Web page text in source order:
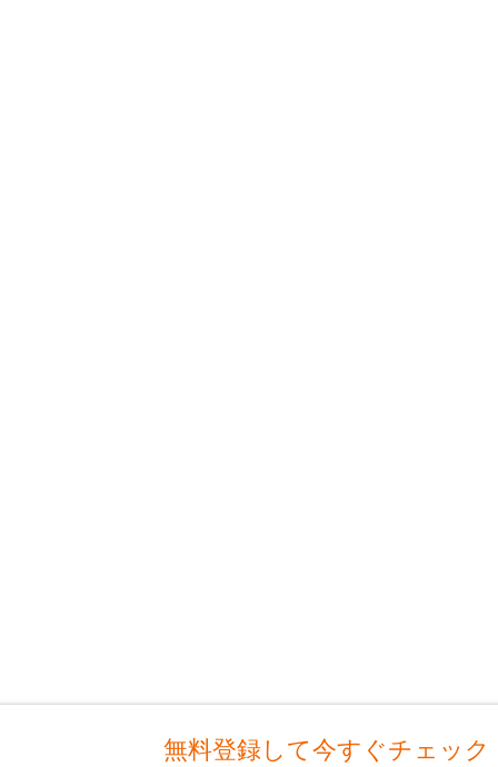
無料登録して今すぐチェック